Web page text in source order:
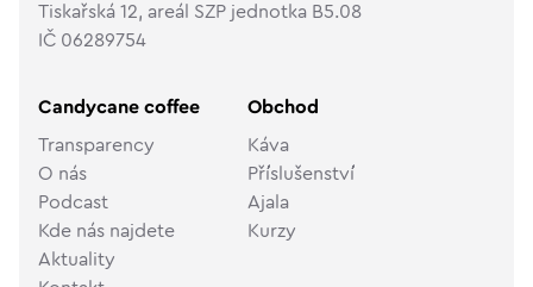
Tiskařská 12, areál SZP jednotka B5.08
IČ 06289754
Candycane coffee
Transparency
O nás
Podcast
Kde nás najdete
Aktuality
Obchod
Káva
Příslušenství
Ajala
Kurzy